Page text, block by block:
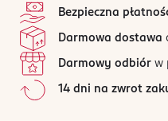
Bezpieczna
Darmowa dostawa
Darmowy odbiór w
14 dni na zwrot